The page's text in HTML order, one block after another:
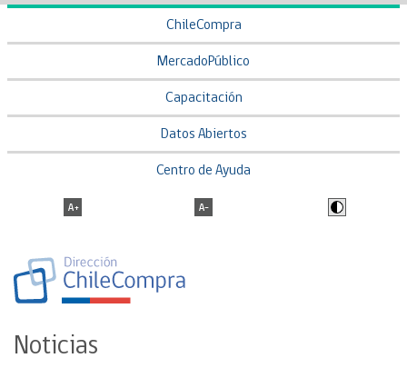
ChileCompra
MercadoPúblico
Capacitación
Datos Abiertos
Centro de Ayuda
Noticias